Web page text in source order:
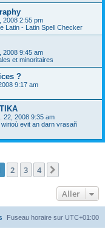
2008 2:55 pm
Latin - Latin Spell Checker
2008 9:45 am
et minoritaires
?
9:17 am
22, 2008 9:35 am
evit an darn vrasañ
2 3 4
Aller
Fuseau horaire sur UTC+01:00